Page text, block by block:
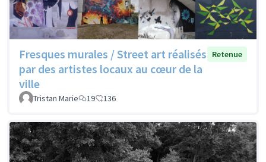
Fresques murales / Street art réalisés
par des artistes locaux au cœur de la
ville
Retenue
Tristan Marie 19 136